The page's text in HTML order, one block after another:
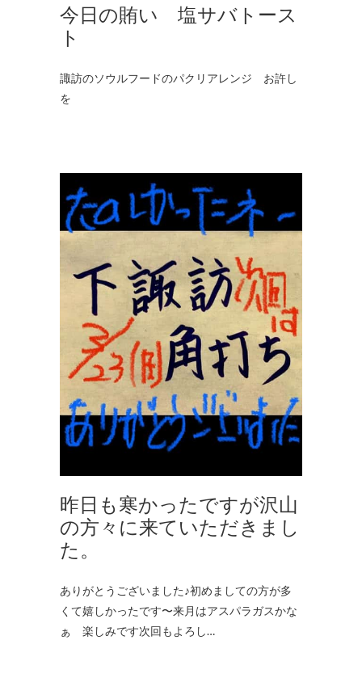
今日の賄い 塩サバトース
ト
諏訪のソウルフードのパクリアレンジ お許し
を
昨日も寒かったですが沢山
の方々に来ていただきまし
た。
ありがとうございました♪初めましての方が多
くて嬉しかったです〜来月はアスパラガスかな
ぁ 楽しみです次回もよろし…